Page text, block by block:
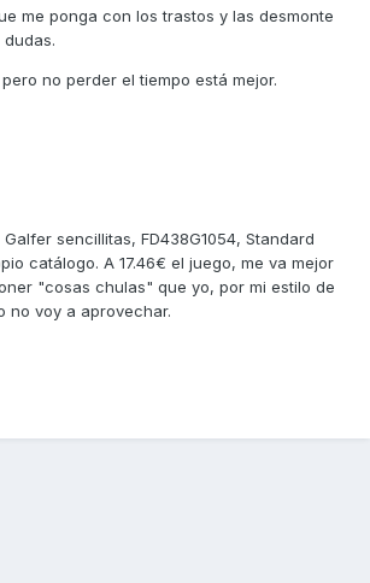
me ponga con los trastos y las desmonte
no perder el tiempo está mejor.
sencillitas, FD438G1054, Standard
catálogo. A 17.46€ el juego, me va mejor
"cosas chulas" que yo, por mi estilo de
no voy a aprovechar.